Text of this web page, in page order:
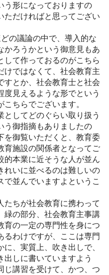
う形になっておりますの
ただければと思ってござい
の議論の中で、導入的な
かろうかという御意見もあ
して作っておるのがこちら
けではなくて、社会教育主
すとか、社会教育士と社会
見えるような形でという
ちらでございます。
してどのぐらい取り扱う
う御指摘もありましたの
を御覧いただくと、教育委
育施設の関係者となってご
的本業に近そうな人が並ん
れいに並べるのは難しいの
で並んでいますよというこ
ちが社会教育に携わって
緑の部分、社会教育主事講
育の一定の専門性を身につ
るわけですが、ここは専門
、実質上、吹き出しで、
出しに書いていますよう
じ講習を受けて、かつ、つ